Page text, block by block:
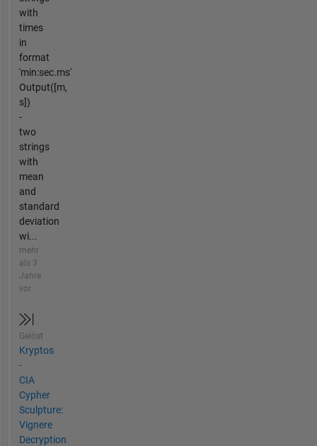
with
times
in
format
'min:sec.ms'
Output([m,
s])
-
two
strings
with
mean
and
standard
deviation
wi...
mehr
als 3
Jahre
vor
Gelöst
Kryptos
-
CIA
Cypher
Sculpture:
Vignere
Decryption